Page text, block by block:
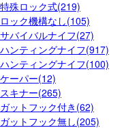
特殊ロック式(219)
ロック機構なし(105)
サバイバルナイフ(27)
ハンティングナイフ(917)
ハンティングナイフ(100)
ケーパー(12)
スキナー(265)
ガットフック付き(62)
ガットフック無し(205)